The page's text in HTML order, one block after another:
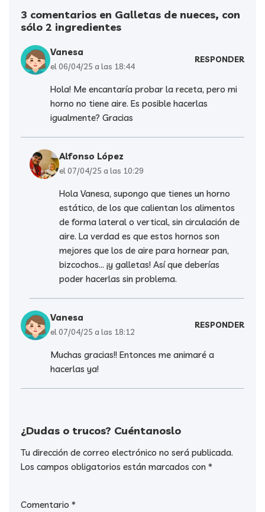
3 comentarios en Galletas de nueces, con
sólo 2 ingredientes
Vanesa
el 06/04/25 a las 18:44
RESPONDER
Hola! Me encantaría probar la receta, pero mi
horno no tiene aire. Es posible hacerlas
igualmente? Gracias
Alfonso López
el 07/04/25 a las 10:29
Hola Vanesa, supongo que tienes un horno
estático, de los que calientan los alimentos
de forma lateral o vertical, sin circulación de
aire. La verdad es que estos hornos son
mejores que los de aire para hornear pan,
bizcochos… ¡y galletas! Así que deberías
poder hacerlas sin problema.
Vanesa
el 07/04/25 a las 18:12
RESPONDER
Muchas gracias!! Entonces me animaré a
hacerlas ya!
¿Dudas o trucos? Cuéntanoslo
Tu dirección de correo electrónico no será publicada.
Los campos obligatorios están marcados con *
Comentario *